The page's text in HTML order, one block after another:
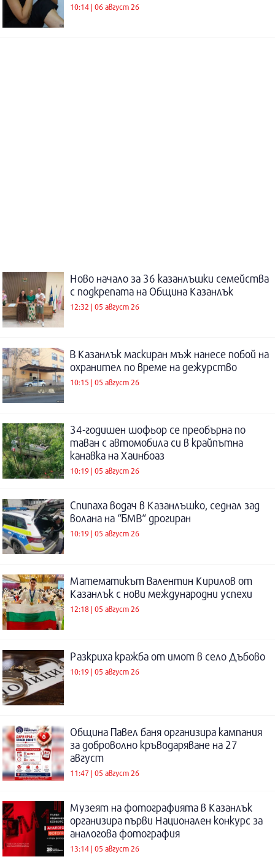
10:14 | 06 август 26
Ново начало за 36 казанлъшки семейства
с подкрепата на Община Казанлък
12:32 | 05 август 26
В Казанлък маскиран мъж нанесе побой на
охранител по време на дежурство
10:15 | 05 август 26
34-годишен шофьор се преобърна по
таван с автомобила си в крайпътна
канавка на Хаинбоаз
10:19 | 05 август 26
Спипаха водач в Казанлъшко, седнал зад
волана на “БМВ“ дрогиран
10:19 | 05 август 26
Математикът Валентин Кирилов от
Казанлък с нови международни успехи
12:18 | 05 август 26
Разкриха кражба от имот в село Дъбово
10:19 | 05 август 26
Община Павел баня организира кампания
за доброволно кръводаряване на 27
август
11:47 | 05 август 26
Музеят на фотографията в Казанлък
организира първи Национален конкурс за
аналогова фотография
13:14 | 05 август 26